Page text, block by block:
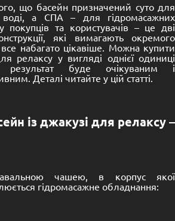
що басейн призначений суто для
воді, а СПА – для гідромасажних
та користувачів – це дві
які вимагають окремого
набагато цікавіше. Можна купити
релаксу у вигляді однієї одиниці
буде очікуваним і
Деталі читайте у цій статті.
із джакузі для релаксу –
чашею, в корпус якої
гідромасажне обладнання: